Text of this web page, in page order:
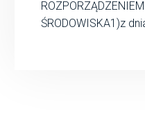
ŚRODOWISKA1)z